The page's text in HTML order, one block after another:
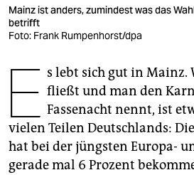
unterstützen
genossenschaft
epaper login
Mainz ist anders, zumindest was das
betrifft
Foto: Frank Rumpenhorst/dpa
E s lebt sich gut in Mainz.
fließt und man den
Fassenacht nennt, ist
vielen Teilen Deutschlands:
hat bei der jüngsten Europa-
gerade mal 6 Prozent